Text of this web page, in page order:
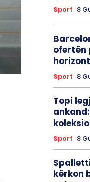
Sport 8
ofertën
horizont
Sport 8
Topi
Sport 8
kërkon